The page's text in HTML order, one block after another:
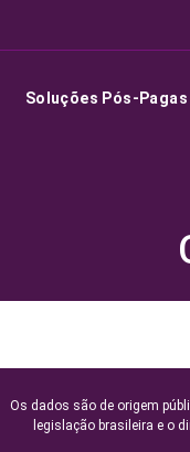
Soluções Pós-Pagas
Os dados são de origem
legislação brasileira e o